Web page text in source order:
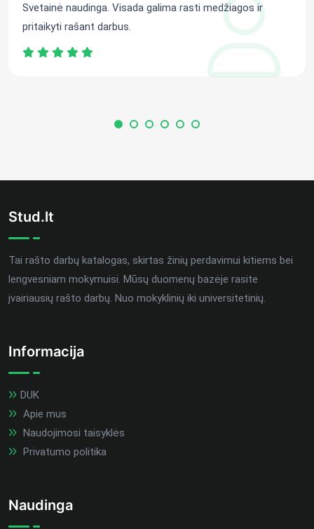
Svetainė naudinga. Visada galima rasti medžiagos ir
pritaikyti rašant darbus.
Stud.lt
Tai rašto darbų katalogas, skirtas žinių perdavimui kitiems bei
lengvesniam mokymuisi. Mūsų duomenų bazėje rasite
įvairiausių rašto darbų. Nuo mokyklinių iki universitetinių.
Informacija
DUK
Apie mus
Naudojimosi taisyklės
Privatumo politika
Naudinga